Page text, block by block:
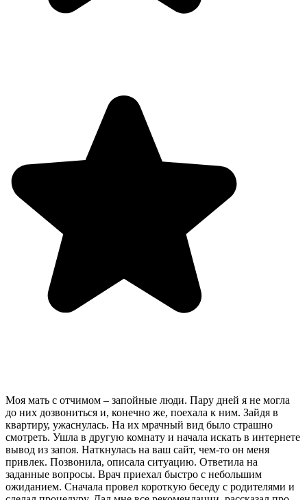
Моя мать с отчимом – запойные люди. Пару дней я не могла
до них дозвониться и, конечно же, поехала к ним. Зайдя в
квартиру, ужаснулась. На их мрачный вид было страшно
смотреть. Ушла в другую комнату и начала искать в интернете
вывод из запоя. Наткнулась на ваш сайт, чем-то он меня
привлек. Позвонила, описала ситуацию. Ответила на
заданные вопросы. Врач приехал быстро с небольшим
ожиданием. Сначала провел короткую беседу с родителями и